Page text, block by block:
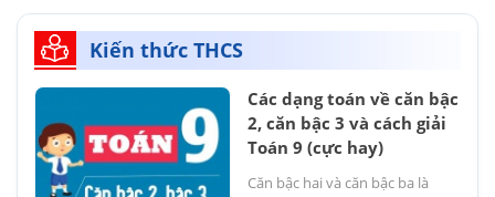
Kiến thức THCS
Các dạng toán về căn bậc
2, căn bậc 3 và cách giải
Toán 9 (cực hay)
Căn bậc hai và căn bậc ba là